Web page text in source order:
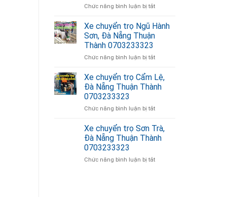
Đà
Thuận
Chức năng bình luận bị tắtở
chuyển
Thanh
Đà
Thuận
Thành
Xe chuyển trọ Ngũ Hành
Sơn, Đà Nẵng Thuận
Thành 0703233323
Chức năng bình luận bị tắtở
chuyển
trọ
Ngũ
Sơn,
Nẵng
Thuận
Xe chuyển trọ Cẩm Lệ,
Đà Nẵng Thuận Thành
0703233323
Chức năng bình luận bị tắtở
chuyển
trọ
Cẩm
Đà
Xe chuyển trọ Sơn Trà,
Đà Nẵng Thuận Thành
0703233323
Chức năng bình luận bị tắtở